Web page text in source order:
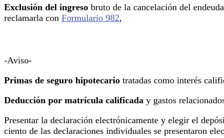
Exclusión del ingreso bruto de la cancelación del
reclamarla con Formulario 982,
-Aviso-
Primas de seguro hipotecario tratadas como interés
Deducción por matrícula calificada y gastos
Presentar la declaración electrónicamente y elegir el
ciento de las declaraciones individuales se presentaron